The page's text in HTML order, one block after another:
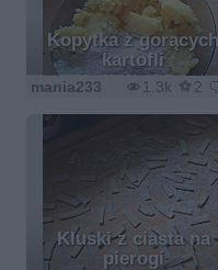
Kopytka z gorących
kartofli
1.3k 2
mania233
Kluski z ciasta na
pierogi